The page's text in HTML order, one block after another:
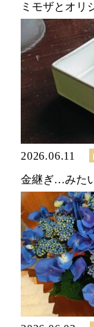
ミモザとオリ
2026.06.11
金継ぎ…みた